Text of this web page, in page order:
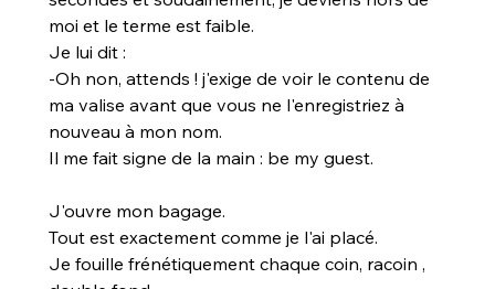
moi et le terme est faible.
Je lui dit :
-Oh non, attends ! j'exige de voir le contenu de
ma valise avant que vous ne l'enregistriez à
nouveau à mon nom.
Il me fait signe de la main : be my guest.
J'ouvre mon bagage.
Tout est exactement comme je l'ai placé.
Je fouille frénétiquement chaque coin, racoin ,